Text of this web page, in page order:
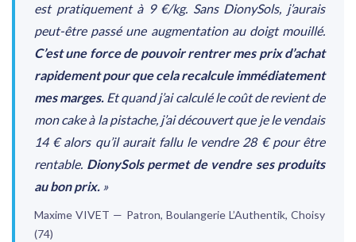
est pratiquement à 9 €/kg. Sans DionySols, j’aurais
peut-être passé une augmentation au doigt mouillé.
C’est une force de pouvoir rentrer mes prix d’achat
rapidement pour que cela recalcule immédiatement
mes marges. Et quand j’ai calculé le coût de revient de
mon cake à la pistache, j’ai découvert que je le vendais
14 € alors qu’il aurait fallu le vendre 28 € pour être
rentable. DionySols permet de vendre ses produits
au bon prix. »
Maxime VIVET — Patron, Boulangerie L’Authentik, Choisy
(74)